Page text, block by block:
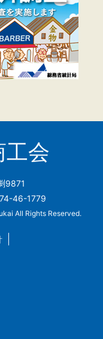
工会
9871
46-1779
All Rights Reserved.